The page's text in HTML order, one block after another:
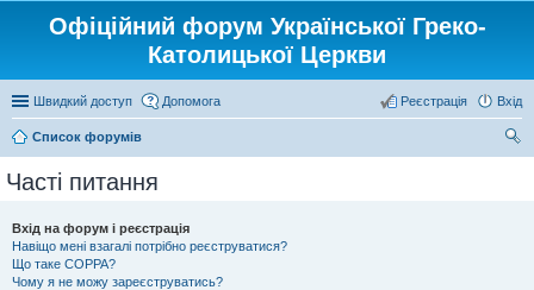
Офіційний форум Української Греко-
Католицької Церкви
Швидкий доступ Допомога Вхід
Реєстрація
Список форумів
Часті питання
Вхід на форум і реєстрація
Навіщо мені взагалі потрібно реєструватися?
Що таке COPPA?
Чому я не можу зареєструватись?